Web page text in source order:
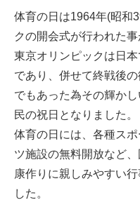
体育の日は1964年(昭和
クの開会式が行われた
東京オリンピックは日
であり、併せて終戦後
でもあった為その輝か
民の祝日となりました。
体育の日には、各種ス
ツ施設の無料開放など
康作りに親しみやすい
した。